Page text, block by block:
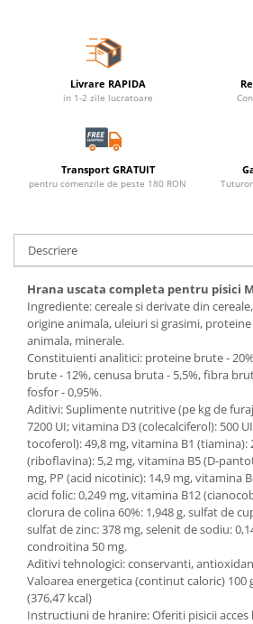
Livrare RAPIDA
in 1-2 zile lucratoare
Transport GRATUIT
pentru comenzile de peste 180 RON
Descriere
Hrana uscata completa pentru pisici
Ingrediente: cereale si derivate din
origine animala, uleiuri si grasimi,
animala, minerale.
Constituienti analitici: proteine brute -
brute - 12%, cenusa bruta - 5,5%, fibra
fosfor - 0,95%.
Aditivi: Suplimente nutritive (pe kg de
7200 UI; vitamina D3 (colecalciferol): 500
tocoferol): 49,8 mg, vitamina B1 (tiamina):
(riboflavina): 5,2 mg, vitamina B5 (D-
mg, PP (acid nicotinic): 14,9 mg, vitamina
acid folic: 0,249 mg, vitamina B12
clorura de colina 60%: 1,948 g, sulfat de
sulfat de zinc: 378 mg, selenit de sodiu:
condroitina 50 mg.
Aditivi tehnologici: conservanti,
Valoarea energetica (continut caloric) 100
(376,47 kcal)
Instructiuni de hranire: Oferiti pisicii